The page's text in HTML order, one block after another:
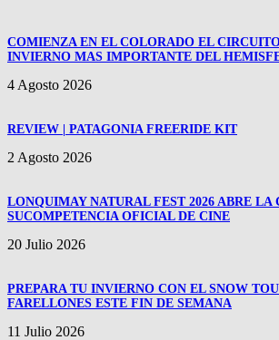
COMIENZA EN EL COLORADO EL
INVIERNO MAS IMPORTANTE DEL
4 Agosto 2026
REVIEW | PATAGONIA FREERIDE KIT
2 Agosto 2026
LONQUIMAY NATURAL FEST 2026 ABRE LA
SUCOMPETENCIA OFICIAL DE CINE
20 Julio 2026
PREPARA TU INVIERNO CON EL SNOW
FARELLONES ESTE FIN DE SEMANA
11 Julio 2026